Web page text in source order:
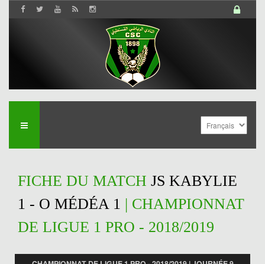
FICHE DU MATCH JS KABYLIE
1 - O MÉDÉA 1 | CHAMPIONNAT
DE LIGUE 1 PRO - 2018/2019